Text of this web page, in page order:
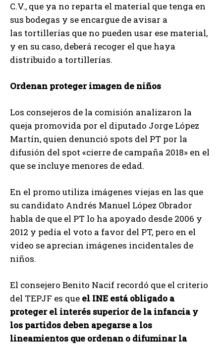
C.V., que ya no reparta el material que tenga en
sus bodegas y se encargue de avisar a
las tortillerías que no pueden usar ese material,
y en su caso, deberá recoger el que haya
distribuido a tortillerías.
Ordenan proteger imagen de niños
Los consejeros de la comisión analizaron la
queja promovida por el diputado Jorge López
Martín, quien denunció spots del PT por la
difusión del spot «cierre de campaña 2018» en el
que se incluye menores de edad.
En el promo utiliza imágenes viejas en las que
su candidato Andrés Manuel López Obrador
habla de que el PT lo ha apoyado desde 2006 y
2012 y pedía el voto a favor del PT, pero en el
video se aprecian imágenes incidentales de
niños.
El consejero Benito Nacif recordó que el criterio
del TEPJF es que el INE está obligado a
proteger el interés superior de la infancia y
los partidos deben apegarse a los
lineamientos que ordenan o difuminar la